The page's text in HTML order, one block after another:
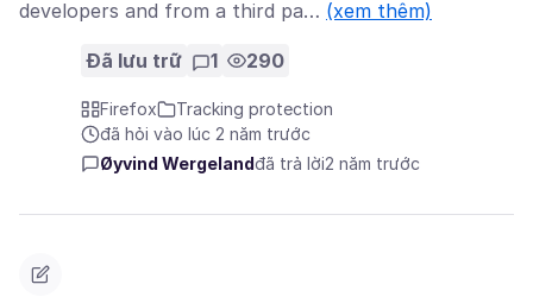
developers and from a third pa… (xem thêm)
Đã lưu trữ 1 290
Firefox
Tracking protection
đã hỏi vào lúc 2 năm trước
Øyvind Wergelandđã trả lời2 năm trước